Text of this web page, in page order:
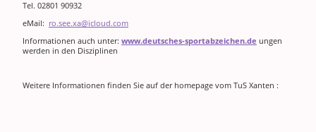
Tel. 02801 90932
eMail: ro.see.xa@icloud.com
Informationen auch unter: www.deutsches-sportabzeichen.de ungen
werden in den Disziplinen
Weitere Informationen finden Sie auf der homepage vom TuS Xanten :